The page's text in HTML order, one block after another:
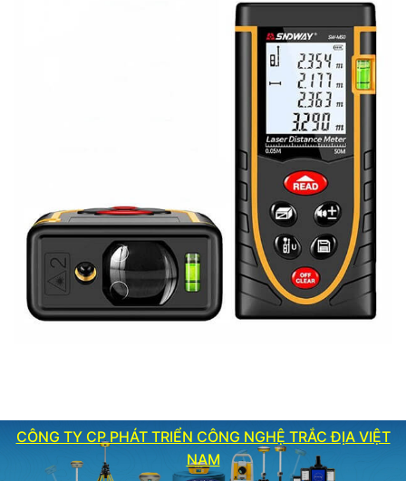
CÔNG TY CP PHÁT TRIỂN CÔNG NGHỆ TRẮC ĐỊA VIỆT
NAM